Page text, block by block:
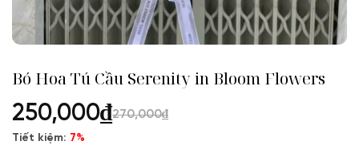
Bó Hoa Tú Cầu Serenity in Bloom Flowers
250,000₫270,000₫
Tiết kiệm: 7%